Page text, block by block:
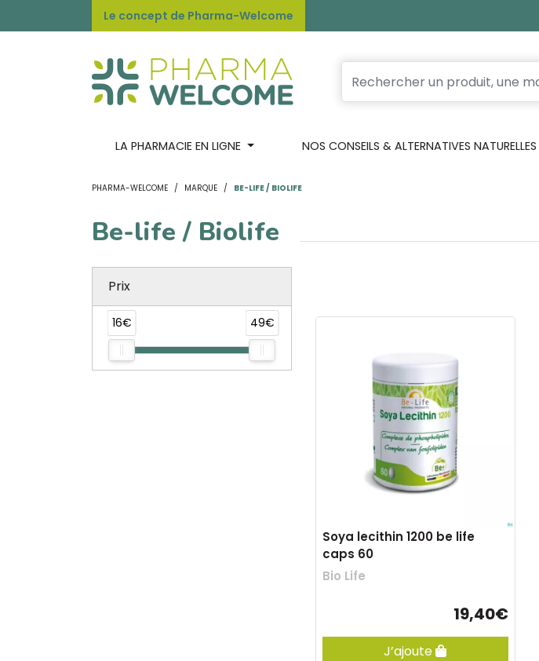
Le concept de Pharma-Welcome
LA PHARMACIE EN LIGNE NOS CONSEILS & ALTERNATIVES NATURELLES
PHARMA-WELCOME MARQUE BE-LIFE / BIOLIFE
Be-life / Biolife
Prix
16€ 49€
Soya lecithin 1200 be life
caps 60
Bio Life
19,40€
J’ajoute